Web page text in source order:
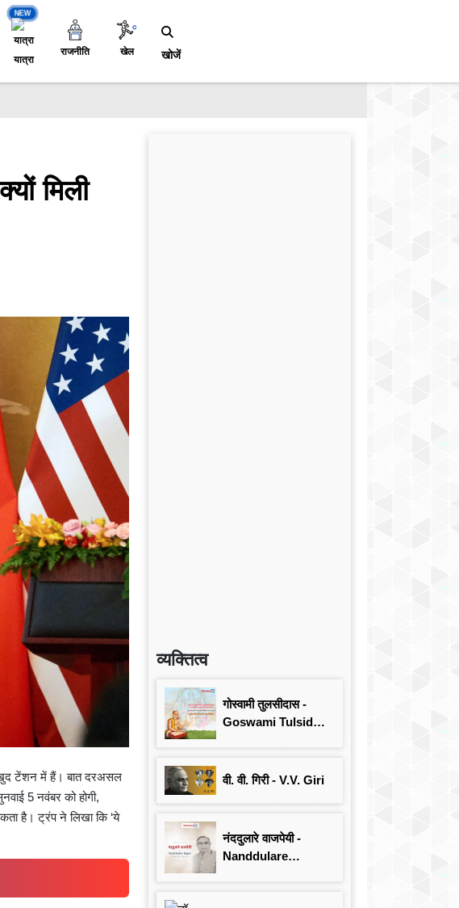
NEW
यात्रा
राजनीति खेल खोजें
मिली
खुद टेंशन में हैं। बात दरअसल
5 नवंबर को होगी,
है। ट्रंप ने लिखा कि ‘ये
व्यक्तित्व
गोस्वामी तुलसीदास -
Goswami Tulsidas:
वी. वी. गिरी - V.V. Giri
नंददुलारे वाजपेयी -
Nanddulare